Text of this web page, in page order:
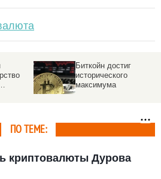
Биткойн достиг
исторического
максимума
ПО ТЕМЕ:
криптовалюты Дурова